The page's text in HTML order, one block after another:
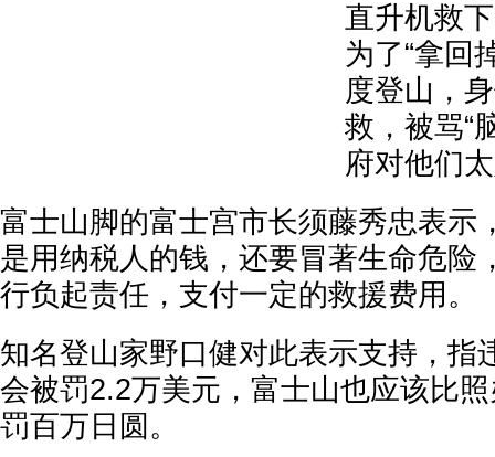
直升机救
为了“拿回
度登山，
救，被骂“
府对他们
富士山脚的富士宫市长须藤秀忠表示
是用纳税人的钱，还要冒著生命危险
行负起责任，支付一定的救援费用。
知名登山家野口健对此表示支持，指
会被罚2.2万美元，富士山也应该比
罚百万日圆。